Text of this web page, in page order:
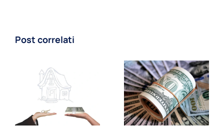
Post correlati